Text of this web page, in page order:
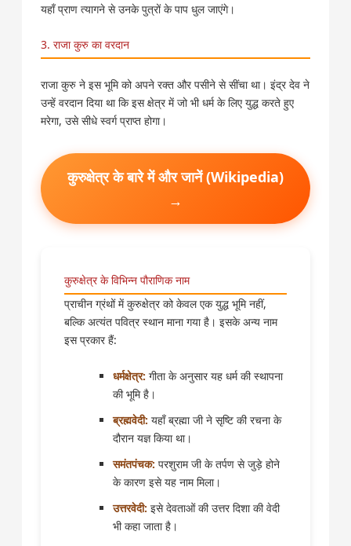
यहाँ प्राण त्यागने से उनके पुत्रों के पाप धुल जाएंगे।
3. राजा कुरु का वरदान
राजा कुरु ने इस भूमि को अपने रक्त और पसीने से सींचा था। इंद्र देव ने
उन्हें वरदान दिया था कि इस क्षेत्र में जो भी धर्म के लिए युद्ध करते हुए
मरेगा, उसे सीधे स्वर्ग प्राप्त होगा।
कुरुक्षेत्र के बारे में और जानें (Wikipedia)
→
कुरुक्षेत्र के विभिन्न पौराणिक नाम
प्राचीन ग्रंथों में कुरुक्षेत्र को केवल एक युद्ध भूमि नहीं,
बल्कि अत्यंत पवित्र स्थान माना गया है। इसके अन्य नाम
इस प्रकार हैं:
धर्मक्षेत्र: गीता के अनुसार यह धर्म की स्थापना
की भूमि है।
ब्रह्मवेदी: यहाँ ब्रह्मा जी ने सृष्टि की रचना के
दौरान यज्ञ किया था।
समंतपंचक: परशुराम जी के तर्पण से जुड़े होने
के कारण इसे यह नाम मिला।
उत्तरवेदी: इसे देवताओं की उत्तर दिशा की वेदी
भी कहा जाता है।